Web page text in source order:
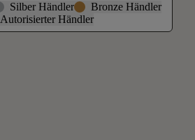
Silber Händler
Bronze Händler
Autorisierter Händler